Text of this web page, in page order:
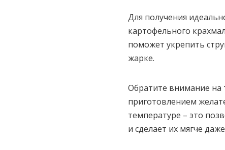
Для получения
картофельного
поможет укрепить
жарке.
Обратите внимание на
приготовлением
температуре – это
и сделает их мягче